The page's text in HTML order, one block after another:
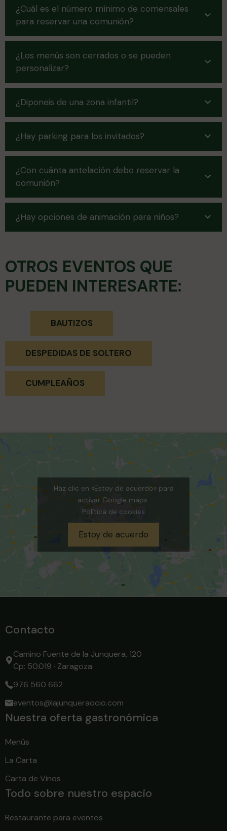
¿Cuál es el número mínimo de comensales
para reservar una comunión?
¿Los menús son cerrados o se pueden
personalizar?
¿Diponeis de una zona infantil?
¿Hay parking para los invitados?
¿Con cuánta antelación debo reservar la
comunión?
¿Hay opciones de animación para niños?
OTROS EVENTOS QUE
PUEDEN INTERESARTE:
BAUTIZOS
DESPEDIDAS DE SOLTERO
CUMPLEAÑOS
Haz clic en «Estoy de acuerdo» para
activar Google maps
Política de cookies
Estoy de acuerdo
Contacto
Camino Fuente de la Junquera, 120
Cp: 50.019 · Zaragoza
976 560 662
eventos@lajunqueraocio.com
Nuestra oferta gastronómica
Menús
La Carta
Carta de Vinos
Todo sobre nuestro espacio
Restaurante para eventos